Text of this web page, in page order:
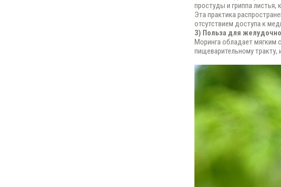
простуды и гриппа
Эта практика
отсутствием доступа к
3) Польза для
Моринга обладает мягким
пищеварительному тракту,